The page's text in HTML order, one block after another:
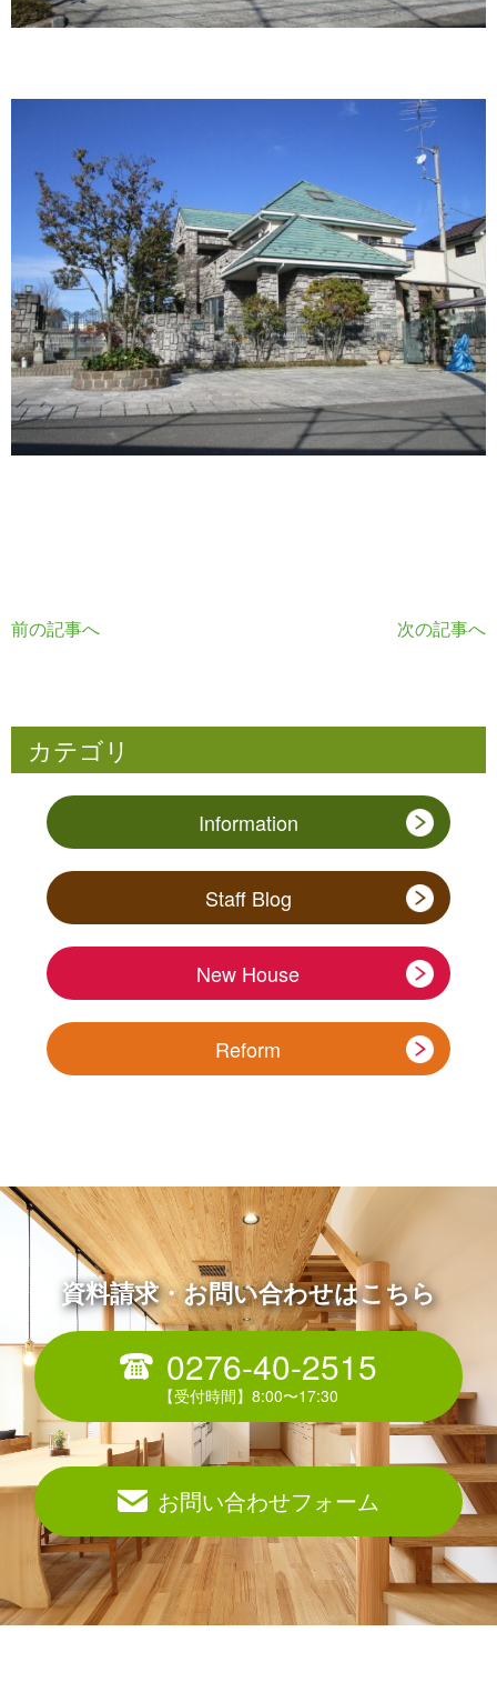
前の記事へ 次の記事へ
カテゴリ
Information
Staff Blog
New House
Reform
資料請求・お問い合わせはこちら
0276-40-2515
お問い合わせフォーム